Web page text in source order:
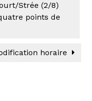
Strée (2/8)
points de
horaire